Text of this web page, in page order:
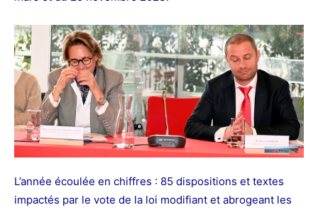
L’année écoulée en chiffres : 85 dispositions et textes
impactés par le vote de la loi modifiant et abrogeant les